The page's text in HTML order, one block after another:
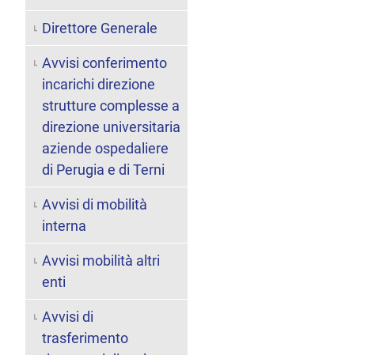
Direttore Generale
Avvisi conferimento
incarichi direzione
strutture complesse a
direzione universitaria
aziende ospedaliere
di Perugia e di Terni
Avvisi di mobilità
interna
Avvisi mobilità altri
enti
Avvisi di
trasferimento